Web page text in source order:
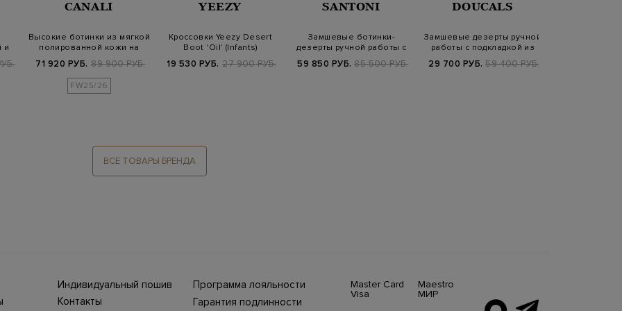
и
CANALI
Высокие ботинки из мягкой
полированной кожи на
71 920 РУБ. 89 900 РУБ.
FW25/26
YEEZY
Кроссовки Yeezy Desert
Boot 'Oil' (Infants)
19 530 РУБ. 27 900 РУБ.
SANTONI
Замшевые ботинки-
дезерты ручной работы с
59 850 РУБ. 85 500 РУБ.
DOUCALS
Замшевые дезерты ручной
работы с подкладкой из
29 700 РУБ. 59 400 РУБ.
ВСЕ ТОВАРЫ БРЕНДА
Индивидуальный пошив
Ежегодно в бутики
Stefano Ricci, Brioni,
Контакты
Программа лояльности
Гарантия подлинности
Master Card
Visa
Maestro
МИР